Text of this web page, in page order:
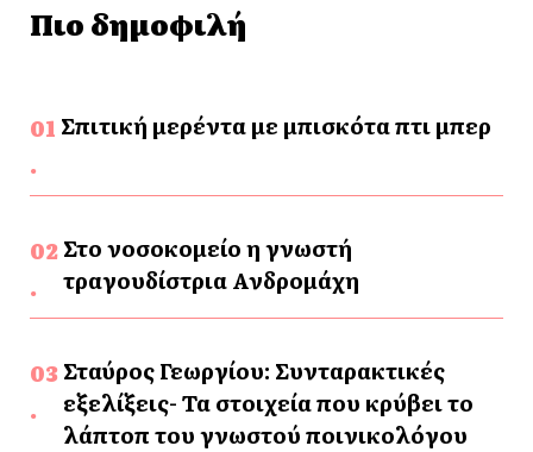
Πιο δημοφιλή
Σπιτική μερέντα με μπισκότα πτι μπερ
Στο νοσοκομείο η γνωστή
τραγουδίστρια Ανδρομάχη
Σταύρος Γεωργίου: Συνταρακτικές
εξελίξεις- Τα στοιχεία που κρύβει το
λάπτοπ του γνωστού ποινικολόγου